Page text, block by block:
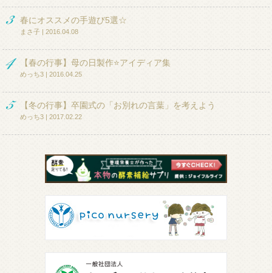
春にオススメの手遊び5選☆
まさ子 | 2016.04.08
【春の行事】母の日製作⭐アイディア集
めっち3 | 2016.04.25
【冬の行事】卒園式の「お別れの言葉」を考えよう
めっち3 | 2017.02.22